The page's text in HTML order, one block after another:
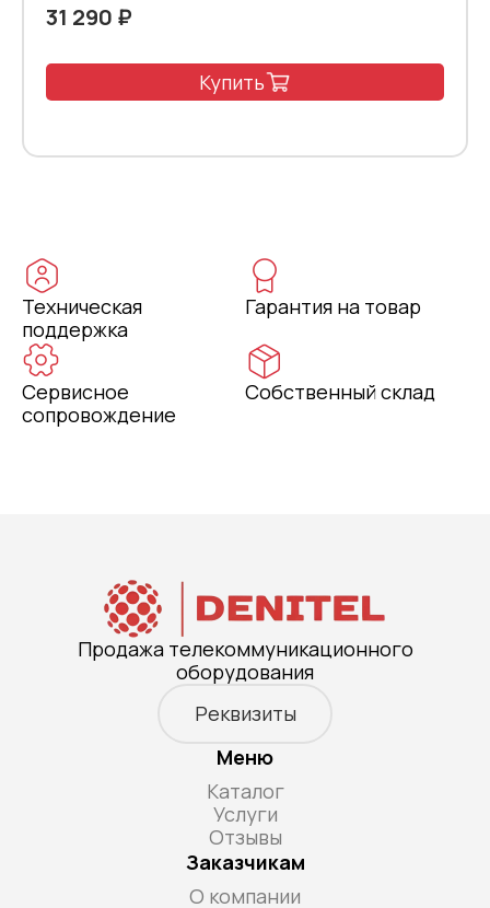
31 290 ₽
Купить
Техническая
поддержка
Гарантия на товар
Сервисное
сопровождение
Собственный склад
Продажа телекоммуникационного
оборудования
Реквизиты
Меню
Каталог
Услуги
Отзывы
Заказчикам
О компании